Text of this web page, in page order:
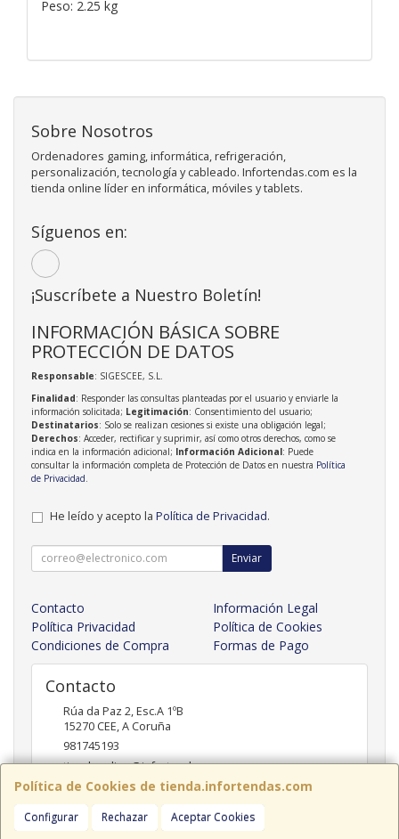
Peso: 2.25 kg
Política de Cookies de tienda.infortendas.com
Configurar Rechazar Aceptar Cookies
Sobre Nosotros
Ordenadores gaming, informática, refrigeración,
personalización, tecnología y cableado. Infortendas.com es la
tienda online líder en informática, móviles y tablets.
Síguenos en:
¡Suscríbete a Nuestro Boletín!
INFORMACIÓN BÁSICA SOBRE
PROTECCIÓN DE DATOS
Responsable: SIGESCEE, S.L.
Finalidad: Responder las consultas planteadas por el usuario y enviarle la
información solicitada; Legitimación: Consentimiento del usuario;
Destinatarios: Solo se realizan cesiones si existe una obligación legal;
Derechos: Acceder, rectificar y suprimir, así como otros derechos, como se
indica en la información adicional; Información Adicional: Puede
consultar la información completa de Protección de Datos en nuestra Política
de Privacidad
He leído y acepto la Política de Privacidad.
Enviar
Contacto
Información Legal
Política Privacidad
Política de Cookies
Condiciones de Compra
Formas de Pago
Contacto
Rúa da Paz 2, Esc.A 1ºB
15270 CEE,A Coruña
981745193
tiendaonline@infortendas.com
Horario